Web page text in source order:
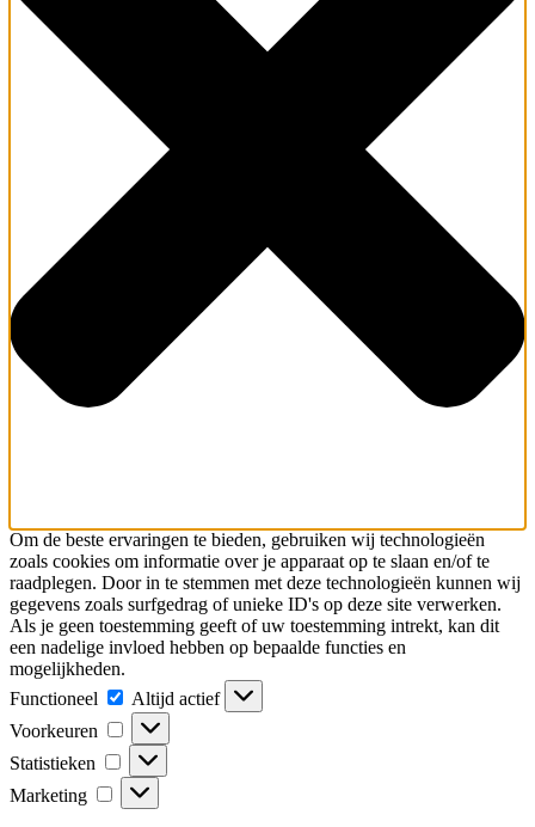
Om de beste ervaringen te bieden, gebruiken wij technologieën
zoals cookies om informatie over je apparaat op te slaan en/of te
raadplegen. Door in te stemmen met deze technologieën kunnen wij
gegevens zoals surfgedrag of unieke ID's op deze site verwerken.
Als je geen toestemming geeft of uw toestemming intrekt, kan dit
een nadelige invloed hebben op bepaalde functies en
mogelijkheden.
Functioneel
Functioneel
Altijd actief
Voorkeuren
Voorkeuren
Statistieken Statistieken
Marketing Marketing